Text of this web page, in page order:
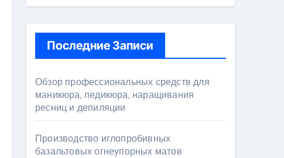
Последние Записи
Обзор профессиональных средств для
маникюра, педикюра, наращивания
ресниц и депиляции
Производство иглопробивных
базальтовых огнеупорных матов